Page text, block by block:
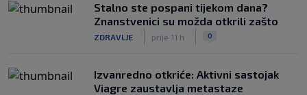
Stalno ste pospani tijekom dana?
Znanstvenici su možda otkrili zašto
ZDRAVLJE prije 11 h 0
Izvanredno otkriće: Aktivni sastojak
Viagre zaustavlja metastaze